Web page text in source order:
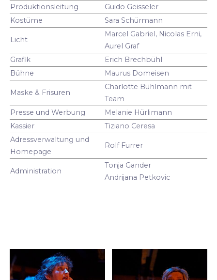
Produktionsleitung
Guido Geisseler
Kostüme
Sara Schürmann
Licht
Marcel Gabriel, Nicolas Erni,
Aurel Graf
Grafik
Erich Brechbühl
Bühne
Maurus Domeisen
Maske & Frisuren
Charlotte Bühlmann mit
Team
Presse und Werbung
Melanie Hürlimann
Kassier
Tiziano Ceresa
Adressverwaltung und
Homepage
Rolf Furrer
Administration
Tonja Gander
Andrijana Petkovic